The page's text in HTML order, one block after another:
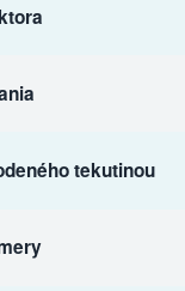
tekutinou